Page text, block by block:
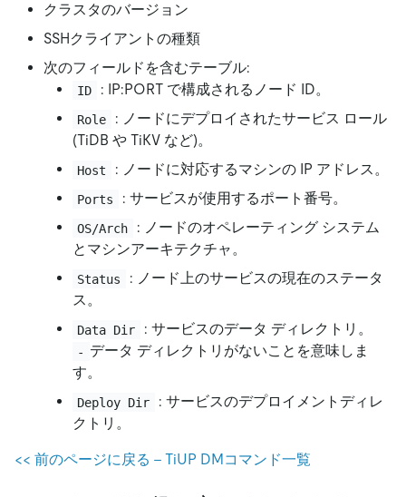
クラスタのバージョン
SSHクライアントの種類
次のフィールドを含むテーブル:
ID : IP:PORT で構成されるノード ID。
Role
: ノードにデプロイされたサービス ロール
(TiDB や TiKV など)。
Host : ノードに対応するマシンの IP アドレス。
Ports : サービスが使用するポート番号。
OS/Arch
: ノードのオペレーティング システム
とマシンアーキテクチャ。
Status
: ノード上のサービスの現在のステータ
ス。
Data Dir : サービスのデータ ディレクトリ。
- データ ディレクトリがないことを意味しま
す。
Deploy Dir
: サービスのデプロイメントディレ
クトリ。
<< 前のページに戻る - TiUP DMコマンド一覧